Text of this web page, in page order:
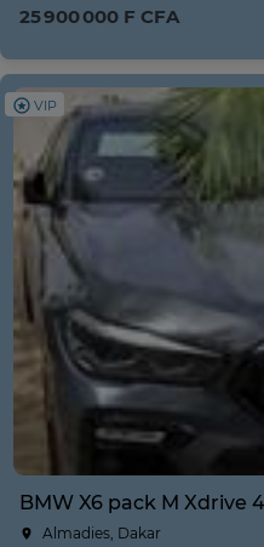
25 900 000 F CFA
VIP
Almadies, Dakar